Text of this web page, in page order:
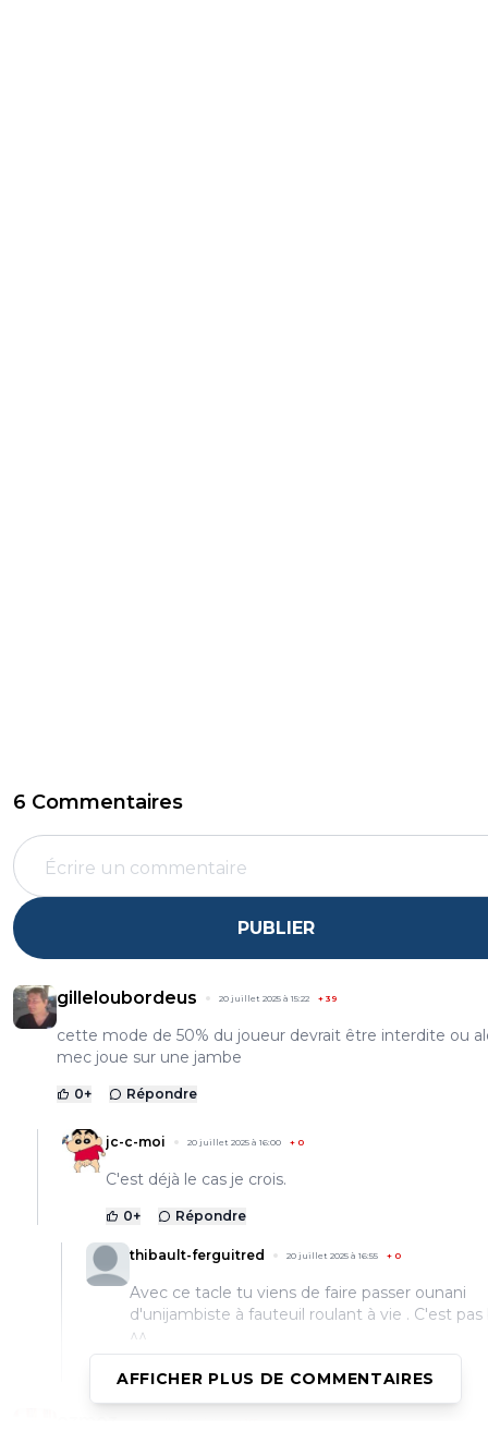
6 Commentaires
PUBLIER
gilleloubordeus 20 juillet 2025 à 15:22 + 39
cette mode de 50% du joueur devrait être interdite ou
mec joue sur une jambe
0+ Répondre
jc-c-moi 20 juillet 2025 à 16:00 + 0
C'est déjà le cas je crois.
0+ Répondre
thibault-ferguitred 20 juillet 2025 à 16:55 + 0
Avec ce tacle tu viens de faire passer ounani
d'unijambiste à fauteuil roulant à vie . C'est pas
^^
0+ Répondre
AFFICHER PLUS DE COMMENTAIRES